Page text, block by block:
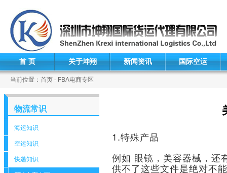
首 页 关于坤翔 新闻资讯 国际空运
当前位置：首页 - FBA电商专区
物流常识
海运知识
空运知识
快递知识
1.特殊产品
例如 眼镜，美容器械，还
供不了这些文件是绝对不